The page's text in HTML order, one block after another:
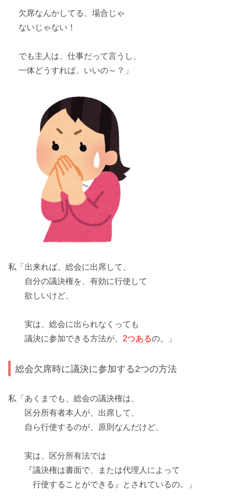
欠席なんかしてる、場合じゃ
ないじゃない！
でも主人は、仕事だって言うし、
一体どうすれば、いいの～？」
私「出来れば、総会に出席して、
自分の議決権を、有効に行使して
欲しいけど、
実は、総会に出られなくっても
議決に参加できる方法が、 2つあるの。」
総会欠席時に議決に参加する2つの方法
私「あくまでも、総会の議決権は、
区分所有者本人が、出席して、
自ら行使するのが、
原則 なんだけど、
実は、区分所有法では
『議決権は書面で、または代理人 によって
行使することができる』とされているの。」